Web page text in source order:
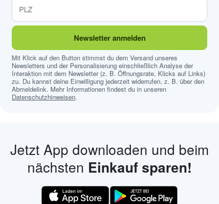
Newsletter anmelden
Mit Klick auf den Button stimmst du dem Versand unseres
Newsletters und der Personalisierung einschließlich Analyse der
Interaktion mit dem Newsletter (z. B. Öffnungsrate, Klicks auf Links)
zu. Du kannst deine Einwilligung jederzeit widerrufen, z. B. über den
Abmeldelink. Mehr Informationen findest du in unseren
Datenschutzhinweisen.
Jetzt App downloaden und beim
nächsten Einkauf sparen!